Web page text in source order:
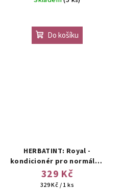
Do košíku
HERBATINT: Royal -
kondicionér pro normální,
slabé a barvené vlasy
329 Kč
Měrná
329 Kč / 1 ks